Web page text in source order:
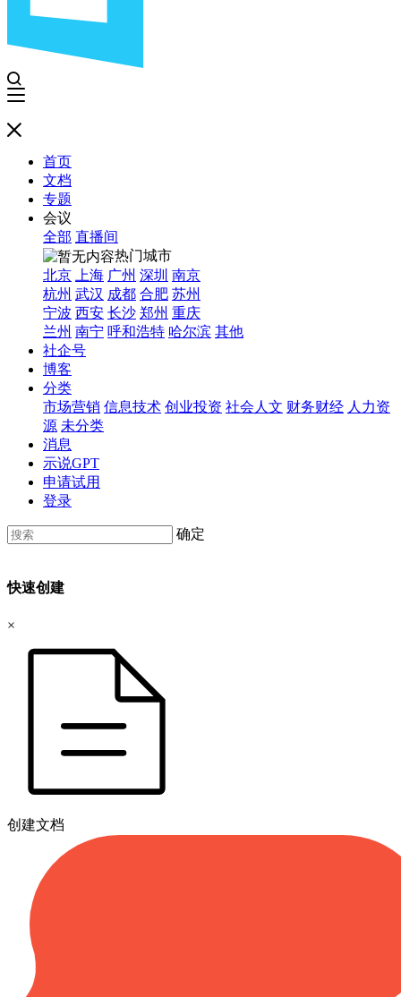
首页
文档
专题
会议
全部 直播间
热门城市
北京
上海 广州 深圳 南京
杭州 武汉 成都 合肥 苏州
宁波 西安 长沙 郑州 重庆
兰州 南宁 呼和浩特 哈尔滨 其他
社企号
博客
分类
市场营销 信息技术 创业投资 社会人文 财务财经 人力资
源 未分类
消息
示说GPT
申请试用
登录
确定
快速创建
×
创建文档